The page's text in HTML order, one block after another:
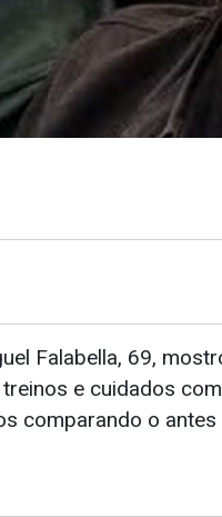
Falabella, 69,
e cuidados
comparando o